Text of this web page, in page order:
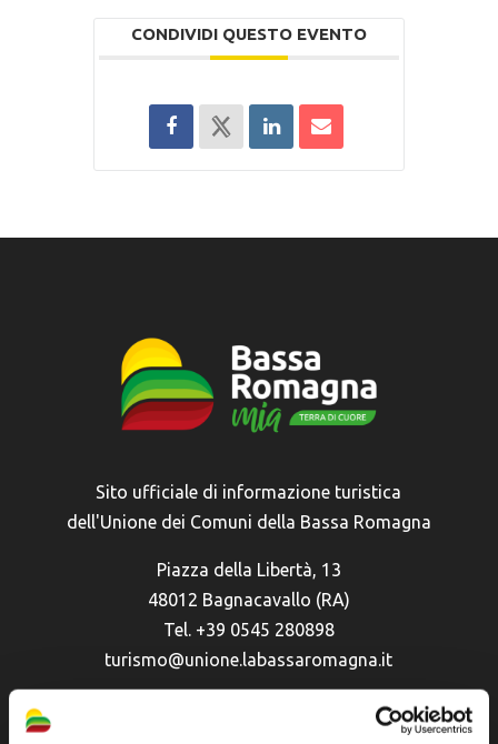
CONDIVIDI QUESTO EVENTO
Sito ufficiale di informazione turistica
dell'Unione dei Comuni della Bassa Romagna
Piazza della Libertà, 13
48012 Bagnacavallo (RA)
Tel. +39 0545 280898
turismo@unione.labassaromagna.it
P.IVA e Cod. Fiscale 02291370399
P.E.C. pg.unione.labassaromagna.it@legalmail.it